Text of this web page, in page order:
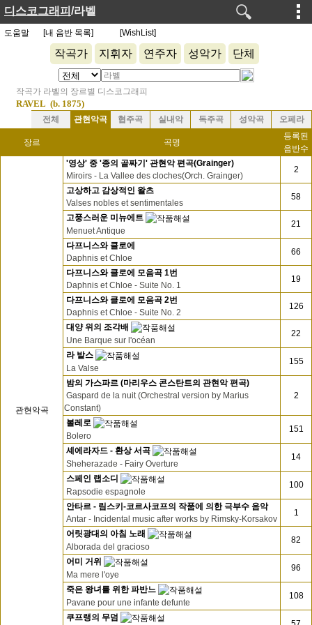
디스코그래피 /라벨
도움말 [내 음반 목록] [WishList]
작곡가 지휘자 연주자 성악가 단체
작곡가 라벨의 장르별 디스코그래피
RAVEL (b. 1875)
전체 관현악곡 협주곡 실내악 독주곡 성악곡 오페라
장르 곡명
등록된
음반수
관현악곡
'영상' 중 '종의 골짜기' 관현악 편곡(Grainger)
Miroirs - La Vallee des cloches(Orch. Grainger)
2
고상하고 감상적인 왈츠
Valses nobles et sentimentales
58
고풍스러운 미뉴에트
Menuet Antique
21
다프니스와 클로에
Daphnis et Chloe
66
다프니스와 클로에 모음곡 1번
Daphnis et Chloe - Suite No. 1
19
다프니스와 클로에 모음곡 2번
Daphnis et Chloe - Suite No. 2
126
대양 위의 조각배
Une Barque sur l'océan
22
라 발스
La Valse
155
밤의 가스파르 (마리우스 콘스탄트의 관현악 편곡)
Gaspard de la nuit (Orchestral version by Marius
Constant)
2
볼레로
Bolero
151
셰에라자드 - 환상 서곡
Sheherazade - Fairy Overture
14
스페인 랩소디
Rapsodie espagnole
100
안타르 - 림스키-코르사코프의 작품에 의한 극부수 음악
Antar - Incidental music after works by Rimsky-Korsakov
1
어릿광대의 아침 노래
Alborada del gracioso
82
어미 거위
Ma mere l'oye
96
죽은 왕녀를 위한 파반느
Pavane pour une infante defunte
108
쿠프랭의 무덤